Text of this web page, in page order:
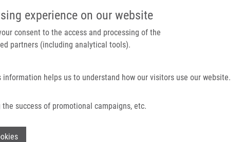
experience on our website
consent to the access and processing of the
partners (including analytical tools).
helps us to understand how our visitors use our website.
success of promotional campaigns, etc.
IMTM PORTÁL
Main navigation
Complex Karyotype, And TP53 Gene Mutation
phenotype, complex